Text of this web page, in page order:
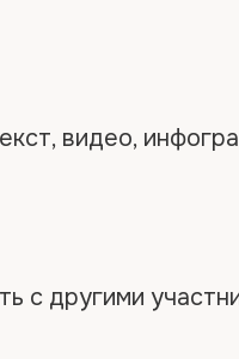
видео,
с другими